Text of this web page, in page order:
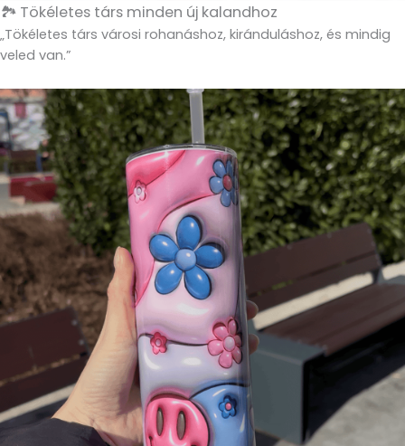
🏞️ Tökéletes társ minden új kalandhoz
„Tökéletes társ városi rohanáshoz, kiránduláshoz, és mindig
veled van.”